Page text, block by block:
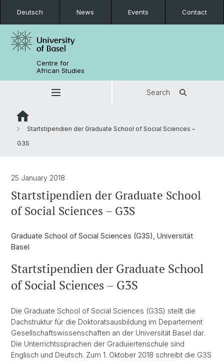
Deutsch News Events Contact
Centre for
African Studies
Search
Startstipendien der Graduate School of Social Sciences –
G3S
25 January 2018
Startstipendien der Graduate School
of Social Sciences – G3S
Graduate School of Social Sciences (G3S), Universität
Basel
Startstipendien der Graduate School
of Social Sciences – G3S
Die Graduate School of Social Sciences (G3S) stellt die
Dachstruktur für die Doktoratsausbildung im Departement
Gesellschaftswissenschaften an der Universität Basel dar.
Die Unterrichtssprachen der Graduiertenschule sind
Englisch und Deutsch. Zum 1. Oktober 2018 schreibt die G3S